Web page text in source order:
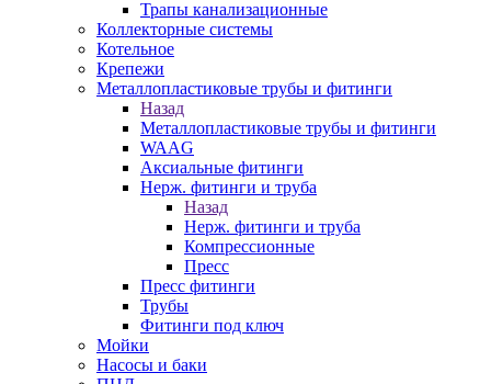
Трапы канализационные
Коллекторные системы
Котельное
Крепежи
Металлопластиковые трубы и фитинги
Назад
Металлопластиковые трубы и фитинги
WAAG
Аксиальные фитинги
Нерж. фитинги и труба
Назад
Нерж. фитинги и труба
Компрессионные
Пресс
Пресс фитинги
Трубы
Фитинги под ключ
Мойки
Насосы и баки